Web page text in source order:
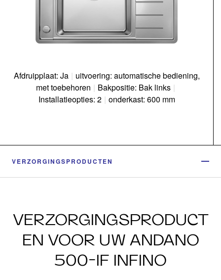
Afdruipplaat: Ja | uitvoering: automatische bediening,
met toebehoren | Bakpositie: Bak links |
Installatieopties: 2 | onderkast: 600 mm
VERZORGINGSPRODUCTEN
VERZORGINGSPRODUCT
EN VOOR UW ANDANO
500-IF INFINO